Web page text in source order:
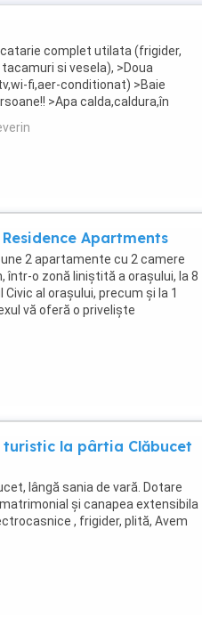
complet utilata (frigider,
si vesela), >Doua
fi,aer-conditionat) >Baie
>Apa calda,caldura,în
...
Apartments
2 apartamente cu 2 camere
o zonă liniştită a oraşului, la 8
al oraşului, precum şi la 1
vă oferă o privelişte
la pârtia Clăbucet
lângă sania de vară. Dotare
și canapea extensibila
, frigider, plită, Avem